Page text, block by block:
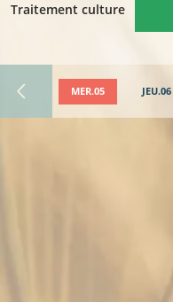
Traitement culture
MER.05 JEU.06